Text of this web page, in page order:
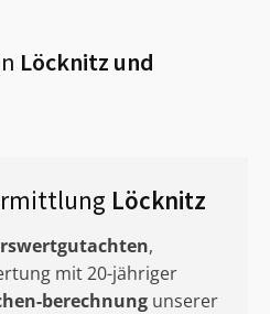
Löcknitz und
Löcknitz
,
mit 20-jähriger
berechnung unserer